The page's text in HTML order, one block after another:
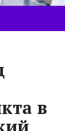
в